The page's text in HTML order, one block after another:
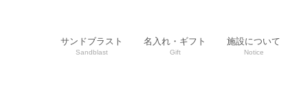
サンドブラスト
Sandblast
名入れ・ギフト
Gift
施設について
Notice